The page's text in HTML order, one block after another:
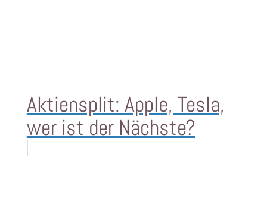
Aktiensplit: Apple, Tesla,
wer ist der Nächste?